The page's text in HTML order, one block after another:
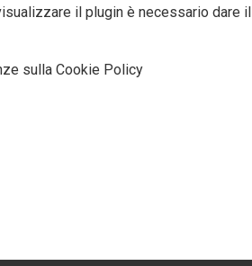
il plugin è necessario dare il
sulla Cookie Policy